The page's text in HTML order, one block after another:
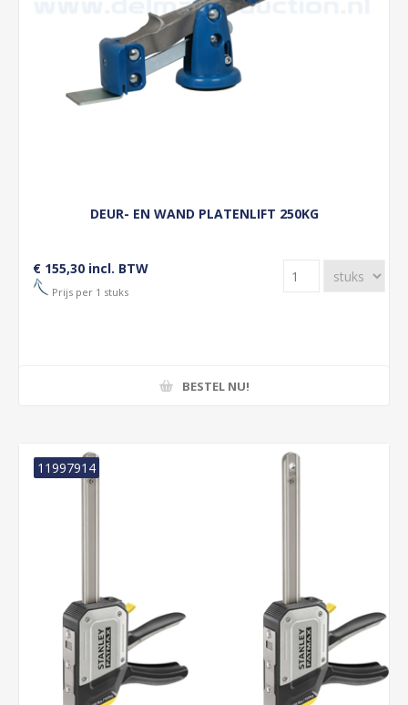
DEUR- EN WAND PLATENLIFT 250KG
€ 155,30 incl. BTW
Prijs per 1 stuks
BESTEL NU!
11997914